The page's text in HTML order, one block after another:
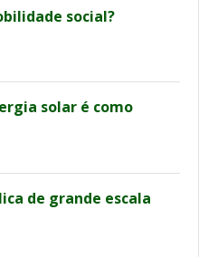
social?
solar é como
de grande escala